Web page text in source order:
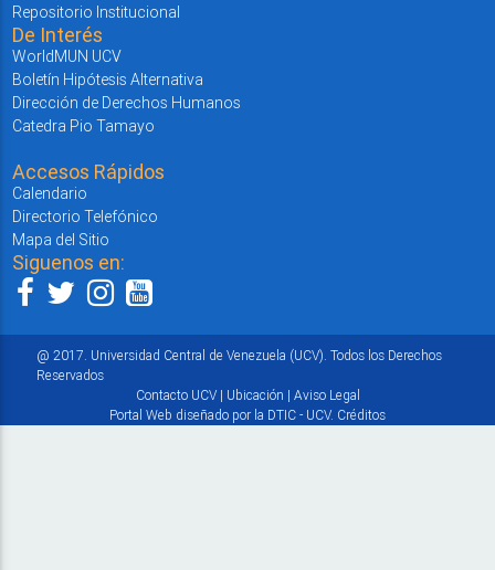
Repositorio Institucional
De Interés
WorldMUN UCV
Boletín Hipótesis Alternativa
Dirección de Derechos Humanos
Catedra Pio Tamayo
Accesos Rápidos
Calendario
Directorio Telefónico
Mapa del Sitio
Siguenos en:
@ 2017. Universidad Central de Venezuela (UCV). Todos los Derechos
Reservados
Contacto UCV| Ubicación | Aviso Legal
Portal Web diseñado por la DTIC - UCV. Créditos